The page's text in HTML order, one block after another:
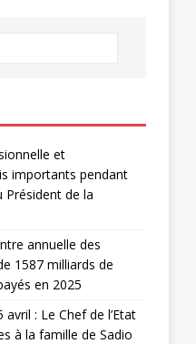
et
importants pendant
Président de la
annuelle des
1587 milliards de
en 2025
: Le Chef de l’Etat
à la famille de Sadio